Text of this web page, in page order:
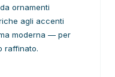
ornamenti
agli accenti
moderna — per
raffinato.